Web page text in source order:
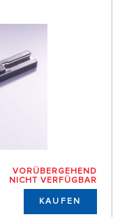
VORÜBERGEHEND
NICHT VERFÜGBAR
KAUFEN